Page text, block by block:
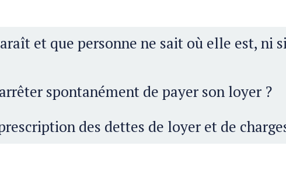
et que personne ne sait où elle est, ni
spontanément de payer son loyer ?
des dettes de loyer et de